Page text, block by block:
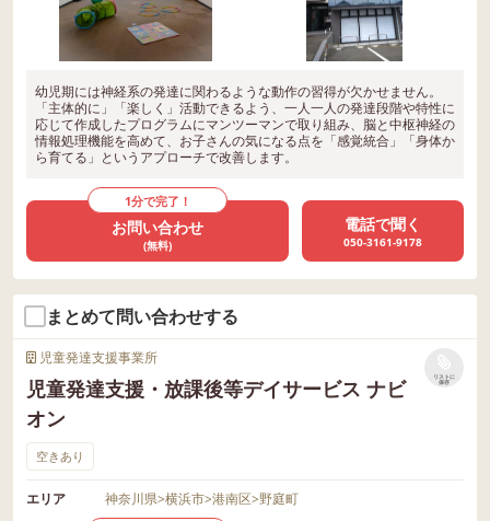
幼児期には神経系の発達に関わるような動作の習得が欠かせません。
「主体的に」「楽しく」活動できるよう、一人一人の発達段階や特性に
応じて作成したプログラムにマンツーマンで取り組み、脳と中枢神経の
情報処理機能を高めて、お子さんの気になる点を「感覚統合」「身体か
ら育てる」というアプローチで改善します。
1分で完了！
お問い合わせ
(無料)
電話で聞く
050-3161-9178
まとめて問い合わせする
児童発達支援事業所
児童発達支援・放課後等デイサービス ナビ
オン
リストに
保存
空きあり
エリア 神奈川県>横浜市>港南区>野庭町